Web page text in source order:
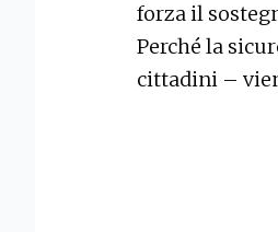
forza il
Perché la
cittadini –